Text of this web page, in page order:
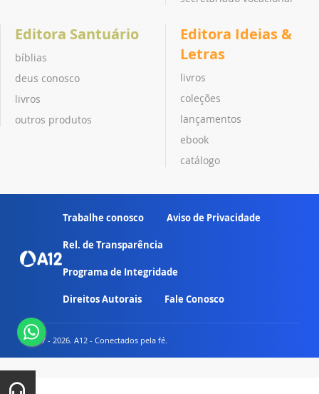
Editora Santuário
bíblias
deus conosco
livros
outros produtos
Editora Ideias &
Letras
livros
coleções
lançamentos
ebook
catálogo
Trabalhe conosco Aviso de Privacidade
Rel. de Transparência
Programa de Integridade
Direitos Autorais Fale Conosco
© 2007 - 2026. A12 - Conectados pela fé.